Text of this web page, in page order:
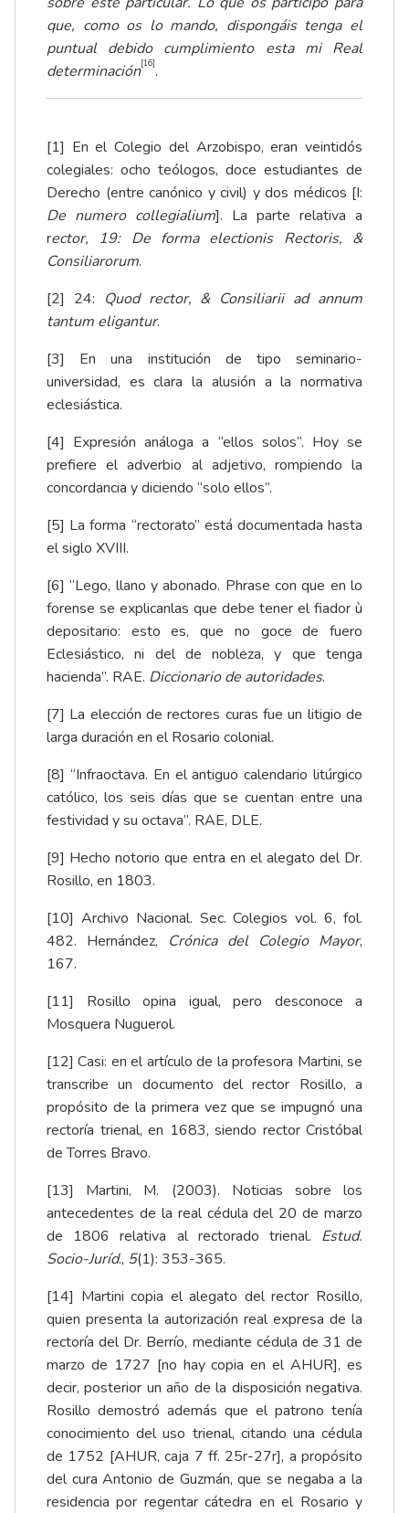
que, como os lo mando, dispongáis tenga el
puntual debido cumplimiento esta mi Real
determinación[16].
[1] En el Colegio del Arzobispo, eran veintidós
colegiales: ocho teólogos, doce estudiantes de
Derecho (entre canónico y civil) y dos médicos [I:
De numero collegialium]. La parte relativa a
rector, 19: De forma electionis Rectoris, &
Consiliarorum.
[2] 24: Quod rector, & Consiliarii ad annum
tantum eligantur.
[3] En una institución de tipo seminario-
universidad, es clara la alusión a la normativa
eclesiástica.
[4] Expresión análoga a “ellos solos”. Hoy se
prefiere el adverbio al adjetivo, rompiendo la
concordancia y diciendo “solo ellos”.
[5] La forma “rectorato” está documentada hasta
el siglo XVIII.
[6] “Lego, llano y abonado. Phrase con que en lo
forense se explicanlas que debe tener el fiador ù
depositario: esto es, que no goce de fuero
Eclesiástico, ni del de nobleza, y que tenga
hacienda”. RAE. Diccionario de autoridades.
[7] La elección de rectores curas fue un litigio de
larga duración en el Rosario colonial.
[8] “Infraoctava. En el antiguo calendario litúrgico
católico, los seis días que se cuentan entre una
festividad y su octava”. RAE, DLE.
[9] Hecho notorio que entra en el alegato del Dr.
Rosillo, en 1803.
[10] Archivo Nacional. Sec. Colegios vol. 6, fol.
482. Hernández, Crónica del Colegio Mayor,
167.
[11] Rosillo opina igual, pero desconoce a
Mosquera Nuguerol.
[12] Casi: en el artículo de la profesora Martini, se
transcribe un documento del rector Rosillo, a
propósito de la primera vez que se impugnó una
rectoría trienal, en 1683, siendo rector Cristóbal
de Torres Bravo.
[13] Martini, M. (2003). Noticias sobre los
antecedentes de la real cédula del 20 de marzo
de 1806 relativa al rectorado trienal. Estud.
Socio-Juríd., 5(1): 353-365.
[14] Martini copia el alegato del rector Rosillo,
quien presenta la autorización real expresa de la
rectoría del Dr. Berrío, mediante cédula de 31 de
marzo de 1727 [no hay copia en el AHUR], es
decir, posterior un año de la disposición negativa.
Rosillo demostró además que el patrono tenía
conocimiento del uso trienal, citando una cédula
de 1752 [AHUR, caja 7 ff. 25r-27r], a propósito
del cura Antonio de Guzmán, que se negaba a la
residencia por regentar cátedra en el Rosario y